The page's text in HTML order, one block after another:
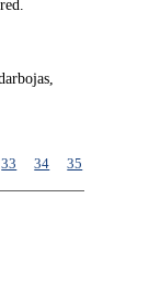
33 34 35